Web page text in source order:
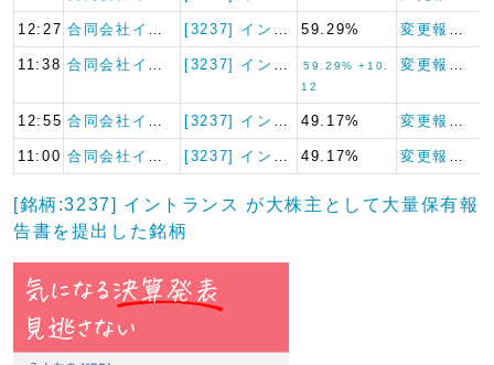
12:27 59.29%
11:38
59.29% +10.
12
12:55 49.17%
11:00 49.17%
[銘柄:3237] イントランス が大株主として大量保有報
告書を提出した銘柄